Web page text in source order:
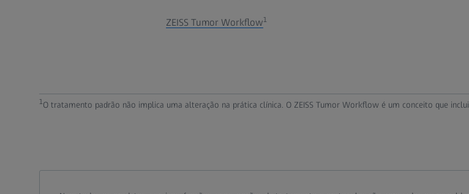
ZEISS Tumor Workflow1
1O tratamento padrão não implica uma alteração na prática clínica. O ZEISS Tumor Workflow é um conceito que inclui o